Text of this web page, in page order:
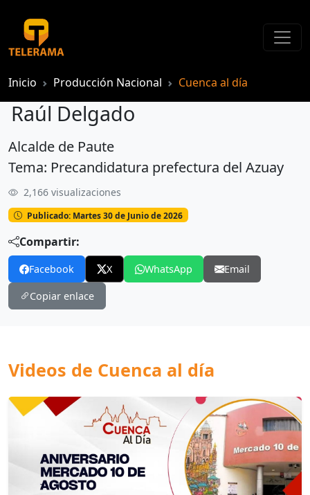
Inicio Producción Nacional Cuenca al día
Raúl Delgado
Raúl Delgado
Alcalde de Paute
Tema: Precandidatura prefectura del Azuay
2,166 visualizaciones
Publicado: Martes 30 de Junio de 2026
Compartir:
Facebook X WhatsApp Email
Copiar enlace
Videos de Cuenca al día